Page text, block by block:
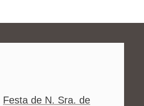
Festa de N. Sra. de